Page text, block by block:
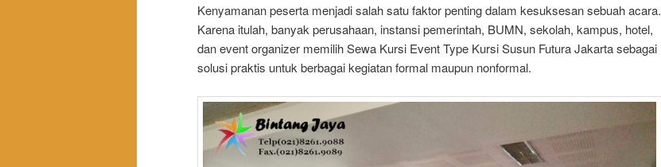
Kenyamanan peserta menjadi salah satu faktor penting dalam kesuksesan sebuah acara.
Karena itulah, banyak perusahaan, instansi pemerintah, BUMN, sekolah, kampus, hotel,
dan event organizer memilih Sewa Kursi Event Type Kursi Susun Futura Jakarta sebagai
solusi praktis untuk berbagai kegiatan formal maupun nonformal.